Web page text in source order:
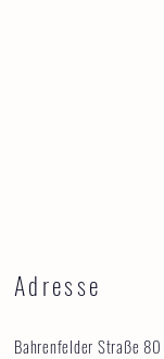
Adresse
Bahrenfelder Straße 80